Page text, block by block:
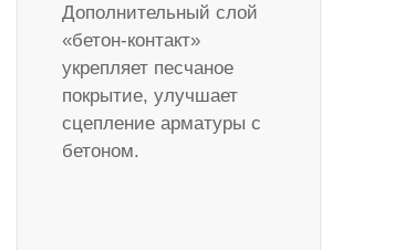
Дополнительный слой
«бетон-контакт»
укрепляет песчаное
покрытие, улучшает
сцепление арматуры с
бетоном.